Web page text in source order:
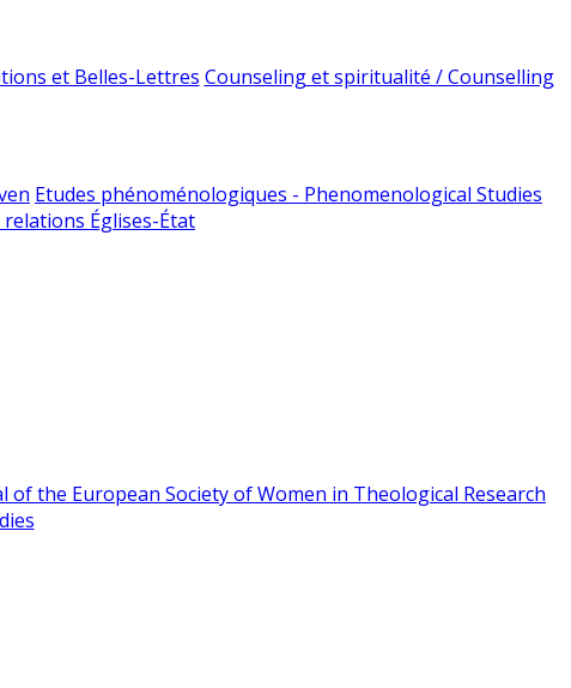
et Belles-Lettres Counseling et spiritualité / Counselling
Etudes phénoménologiques - Phenomenological Studies
Églises-État
of the European Society of Women in Theological Research